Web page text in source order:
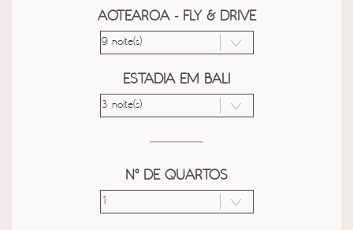
AOTEAROA - FLY & DRIVE
ESTADIA EM BALI
Nº DE QUARTOS